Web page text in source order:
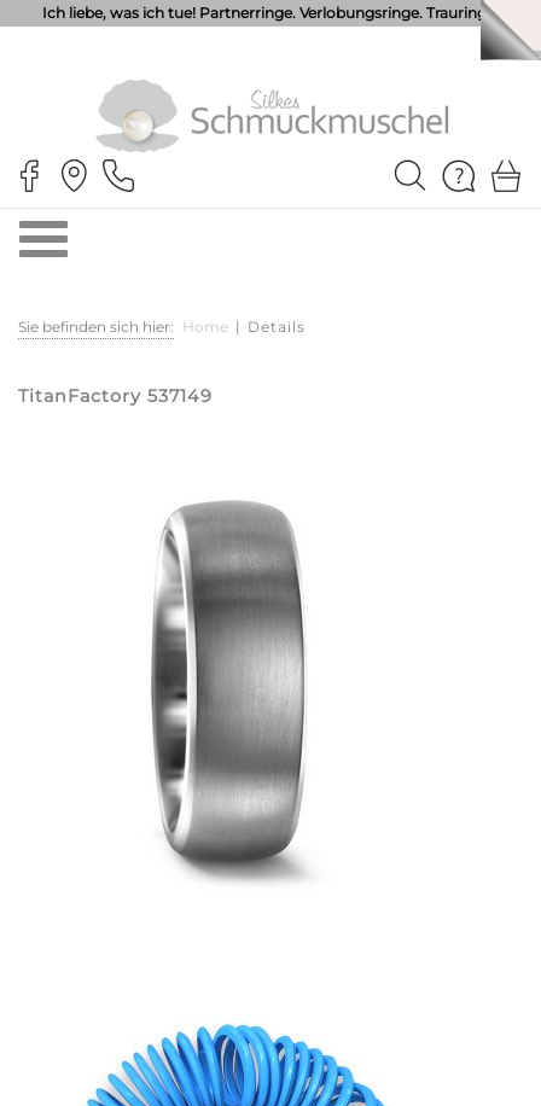
Ich liebe, was ich tue! Partnerringe. Verlobungsringe. Trauringe.
Sie befinden sich hier: Home | Details
TitanFactory 537149